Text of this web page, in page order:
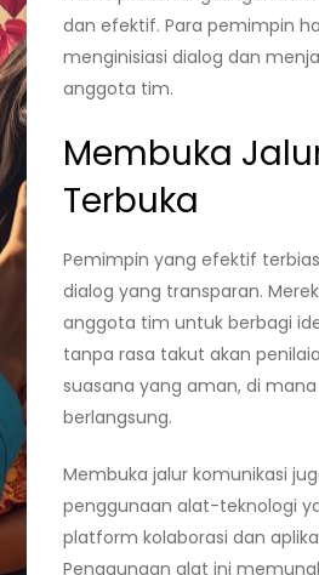
dan efektif. Para pemimpin
menginisiasi dialog dan
anggota tim.
Membuka
Terbuka
Pemimpin yang efektif
dialog yang transparan.
anggota tim untuk berbagi
tanpa rasa takut akan
suasana yang aman, di
berlangsung.
Membuka jalur komunikasi
penggunaan alat-teknologi
platform kolaborasi dan
Penggunaan alat ini